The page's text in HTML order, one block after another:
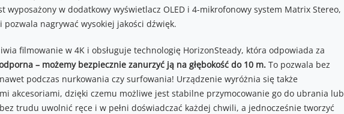
wyposażony w dodatkowy wyświetlacz OLED i 4-mikrofonowy system Matrix Stereo,
nagrywać wysokiej jakości dźwięk.
filmowanie w 4K i obsługuje technologię HorizonSteady, która odpowiada za
– możemy bezpiecznie zanurzyć ją na głębokość do 10 m.To pozwala bez
podczas nurkowania czy surfowania! Urządzenie wyróżnia się także
akcesoriami, dzięki czemu możliwe jest stabilne przymocowanie go do ubrania lub
trudu uwolnić ręce i w pełni doświadczać każdej chwili, a jednocześnie tworzyć